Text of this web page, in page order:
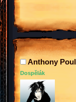
Anthony Poul
Dospělák